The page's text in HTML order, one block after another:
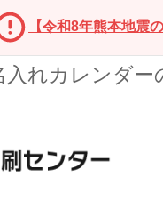
【令和8年熊本地震
入れカレンダ